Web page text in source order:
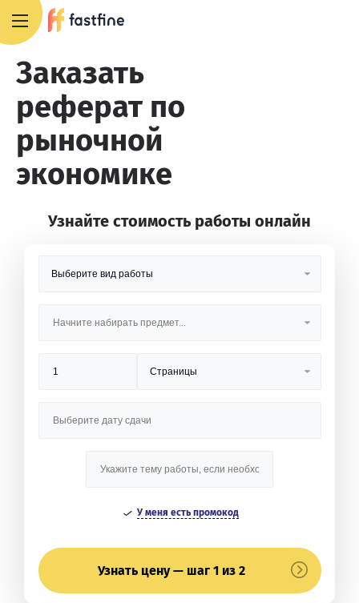
Заказать
реферат по
рыночной
экономике
Узнайте стоимость работы онлайн
У меня есть промокод
Узнать цену — шаг 1 из 2